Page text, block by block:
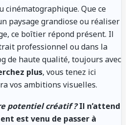
cinématographique. Que ce
paysage grandiose ou réaliser
ce boîtier répond présent. Il
professionnel ou dans la
de haute qualité, toujours avec
plus, vous tenez ici
vos ambitions visuelles.
potentiel créatif ?Il n’attend
est venu de passer à